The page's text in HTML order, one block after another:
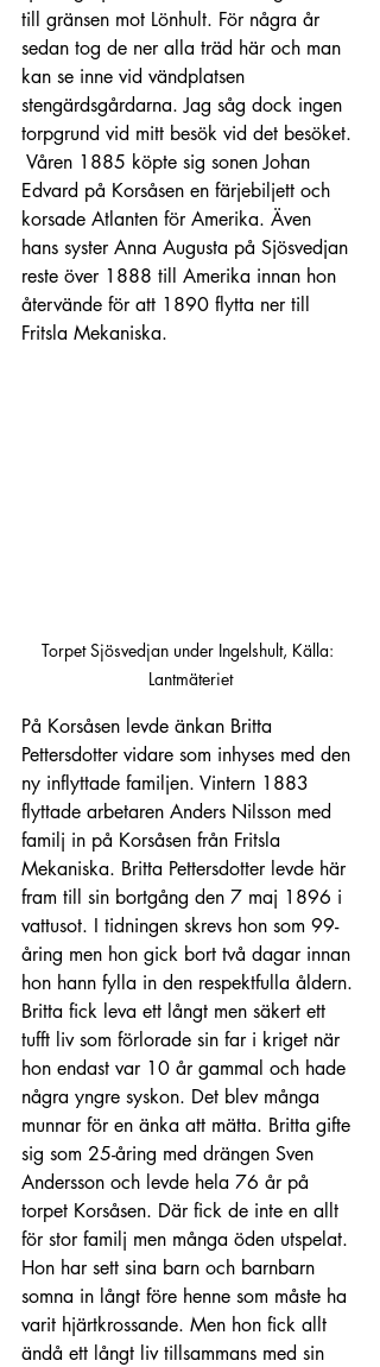
till gränsen mot Lönhult. För några år
sedan tog de ner alla träd här och man
kan se inne vid vändplatsen
stengärdsgårdarna. Jag såg dock ingen
torpgrund vid mitt besök vid det besöket.
Våren 1885 köpte sig sonen Johan
Edvard på Korsåsen en färjebiljett och
korsade Atlanten för Amerika. Även
hans syster Anna Augusta på Sjösvedjan
reste över 1888 till Amerika innan hon
återvände för att 1890 flytta ner till
Fritsla Mekaniska.
Torpet Sjösvedjan under Ingelshult, Källa:
Lantmäteriet
På Korsåsen levde änkan Britta
Pettersdotter vidare som inhyses med den
ny inflyttade familjen. Vintern 1883
flyttade arbetaren Anders Nilsson med
familj in på Korsåsen från Fritsla
Mekaniska. Britta Pettersdotter levde här
fram till sin bortgång den 7 maj 1896 i
vattusot. I tidningen skrevs hon som 99-
åring men hon gick bort två dagar innan
hon hann fylla in den respektfulla åldern.
Britta fick leva ett långt men säkert ett
tufft liv som förlorade sin far i kriget när
hon endast var 10 år gammal och hade
några yngre syskon. Det blev många
munnar för en änka att mätta. Britta gifte
sig som 25-åring med drängen Sven
Andersson och levde hela 76 år på
torpet Korsåsen. Där fick de inte en allt
för stor familj men många öden utspelat.
Hon har sett sina barn och barnbarn
somna in långt före henne som måste ha
varit hjärtkrossande. Men hon fick allt
ändå ett långt liv tillsammans med sin